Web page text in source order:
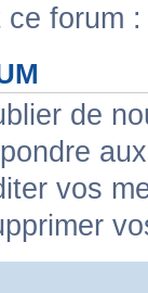
forum
de
vos